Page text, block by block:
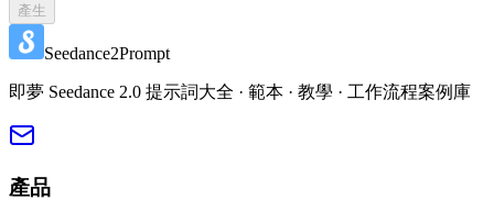
產生
Seedance2Prompt
即夢 Seedance 2.0 提示詞大全 · 範本 · 教學 · 工作流程案例庫
產品